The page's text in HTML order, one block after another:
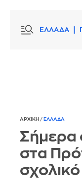
ΕΛΛΑΔΑ
ΑΡΧΙΚΗ / ΕΛΛΑΔΑ
Σήμερα
στα